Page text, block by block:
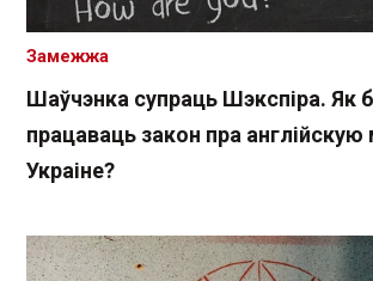
Шаўчэнка супраць Шэкспіра. Як
працаваць закон пра англійскую
Украіне?
Замежжа